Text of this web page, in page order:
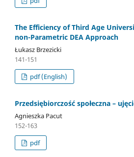
The Efficiency of Third Age
non-Parametric DEA Approach
Łukasz Brzezicki
141-151
pdf (English)
Przedsiębiorczość społeczna –
Agnieszka Pacut
152-163
pdf